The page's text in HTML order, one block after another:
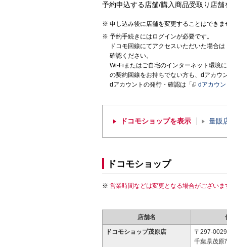
予約申込する店舗/購入商品受取り店舗
申し込み後に店舗を変更することはできま
予約手続きにはログインが必要です。
ドコモ回線にてアクセスいただいた場合
確認ください。
Wi-Fiまたはご自宅のインターネット環境
の契約回線をお持ちでない方も、dアカウ
dアカウントの発行・確認は「
dアカウ
ドコモショップを表示 量販
ドコモショップ
営業時間などは変更となる場合がございま
店舗名
ドコモショップ茂原店
〒297-0029
千葉県茂原